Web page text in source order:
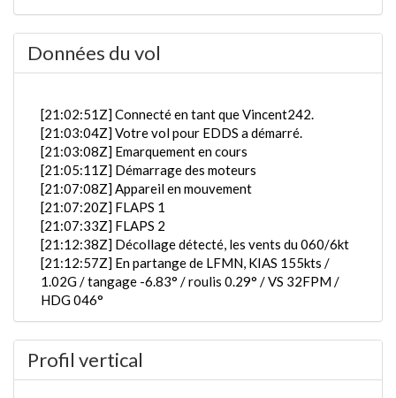
Données du vol
[21:02:51Z] Connecté en tant que Vincent242.
[21:03:04Z] Votre vol pour EDDS a démarré.
[21:03:08Z] Emarquement en cours
[21:05:11Z] Démarrage des moteurs
[21:07:08Z] Appareil en mouvement
[21:07:20Z] FLAPS 1
[21:07:33Z] FLAPS 2
[21:12:38Z] Décollage détecté, les vents du 060/6kt
[21:12:57Z] En partange de LFMN, KIAS 155kts /
1.02G / tangage -6.83° / roulis 0.29° / VS 32FPM /
HDG 046°
[21:13:00Z] trains rentrés / KIAS 165kts / GS 163kts
/ ALT 60ft
[21:13:02Z] Aérofreins déployés/Armés, KIAS 173kts
Profil vertical